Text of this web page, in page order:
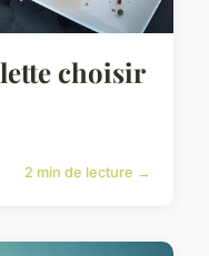
choisir
2 min de lecture →